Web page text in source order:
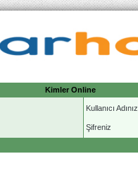
Kimler Online
Kullanıcı Adınız
Şifreniz